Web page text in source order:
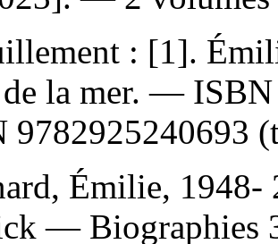
: [1].
la mer. —
9782925240693
Émilie,
— Biographies